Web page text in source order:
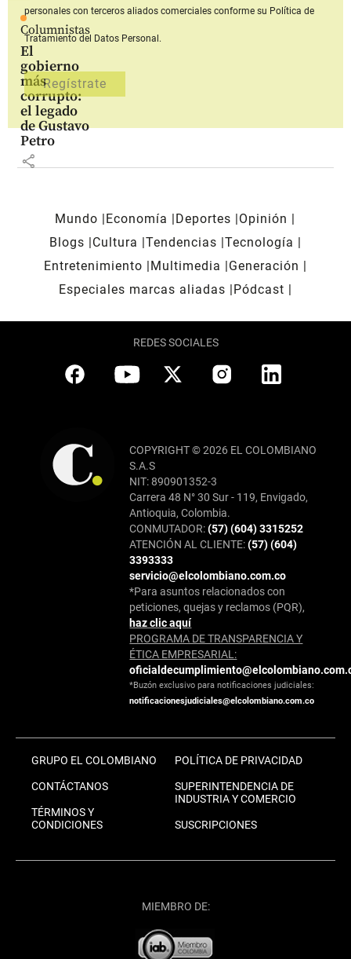
Columnistas
El
gobierno
más
corrupto:
el legado
de Gustavo
Petro
share
personales con terceros aliados comerciales conforme su Política de
Tratamiento del Datos Personal.
Mundo Economía Deportes
Opinión
Blogs
Cultura Tendencias Tecnología
Entretenimiento
Multimedia
Generación
Especiales marcas aliadas
Pódcast
REDES SOCIALES
COPYRIGHT © 2026 EL COLOMBIANO
S.A.S
NIT: 890901352-3
Carrera 48 N° 30 Sur - 119, Envigado,
Antioquia, Colombia.
CONMUTADOR:(57) (604) 3315252
ATENCIÓN AL CLIENTE:(57) (604)
3393333
servicio@elcolombiano.com.co
*Para asuntos relacionados con
peticiones, quejas y reclamos (PQR),
haz clic aquí
PROGRAMA DE TRANSPARENCIA Y
ÉTICA EMPRESARIAL:
*Buzón exclusivo para notificaciones judiciales:
notificacionesjudiciales@elcolombiano.com.co
GRUPO EL COLOMBIANO
CONTÁCTANOS
TÉRMINOS Y
CONDICIONES
POLÍTICA DE PRIVACIDAD
SUPERINTENDENCIA DE
INDUSTRIA Y COMERCIO
SUSCRIPCIONES
MIEMBRO DE: